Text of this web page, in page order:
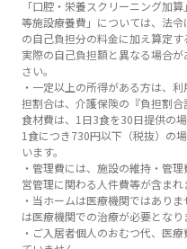
「口腔・栄養スクリーニング加
等施設療養費」については、法
の自己負担分の料金に加え算定す
実際の自己負担額と異なる場合
さい。
・一定以上の所得がある方は、
担割合は、介護保険の『負担割合
食材費は、1日3食を30日提供の
1食につき730円以下（税抜）の
います。
・管理費には、施設の維持・管
営管理に関わる人件費等が含まれ
・当ホームは医療機関ではあり
は医療機関での治療が必要となり
・ご入居者個人のおむつ代、医